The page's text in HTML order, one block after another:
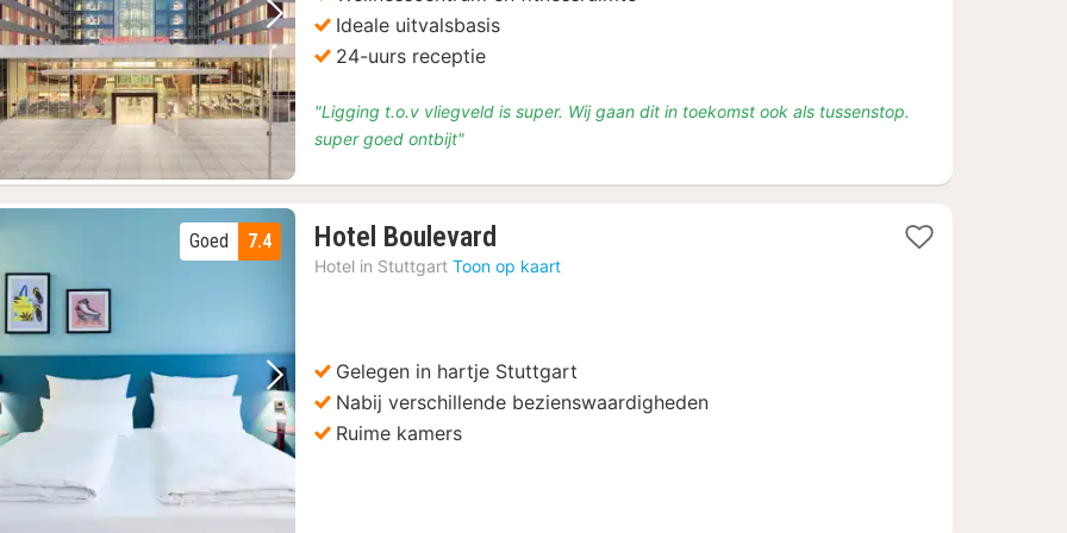
Vorige foto Volgende foto
Ideale uitvalsbasis
24-uurs receptie
"Ligging t.o.v vliegveld is super. Wij gaan dit in toekomst ook als tussenstop.
super goed ontbijt"
Vorige foto Volgende foto
7.4
Goed Hotel Boulevard
nacht
Hotel in Stuttgart Toon op kaart
Gelegen in hartje Stuttgart
Nabij verschillende bezienswaardigheden
Ruime kamers